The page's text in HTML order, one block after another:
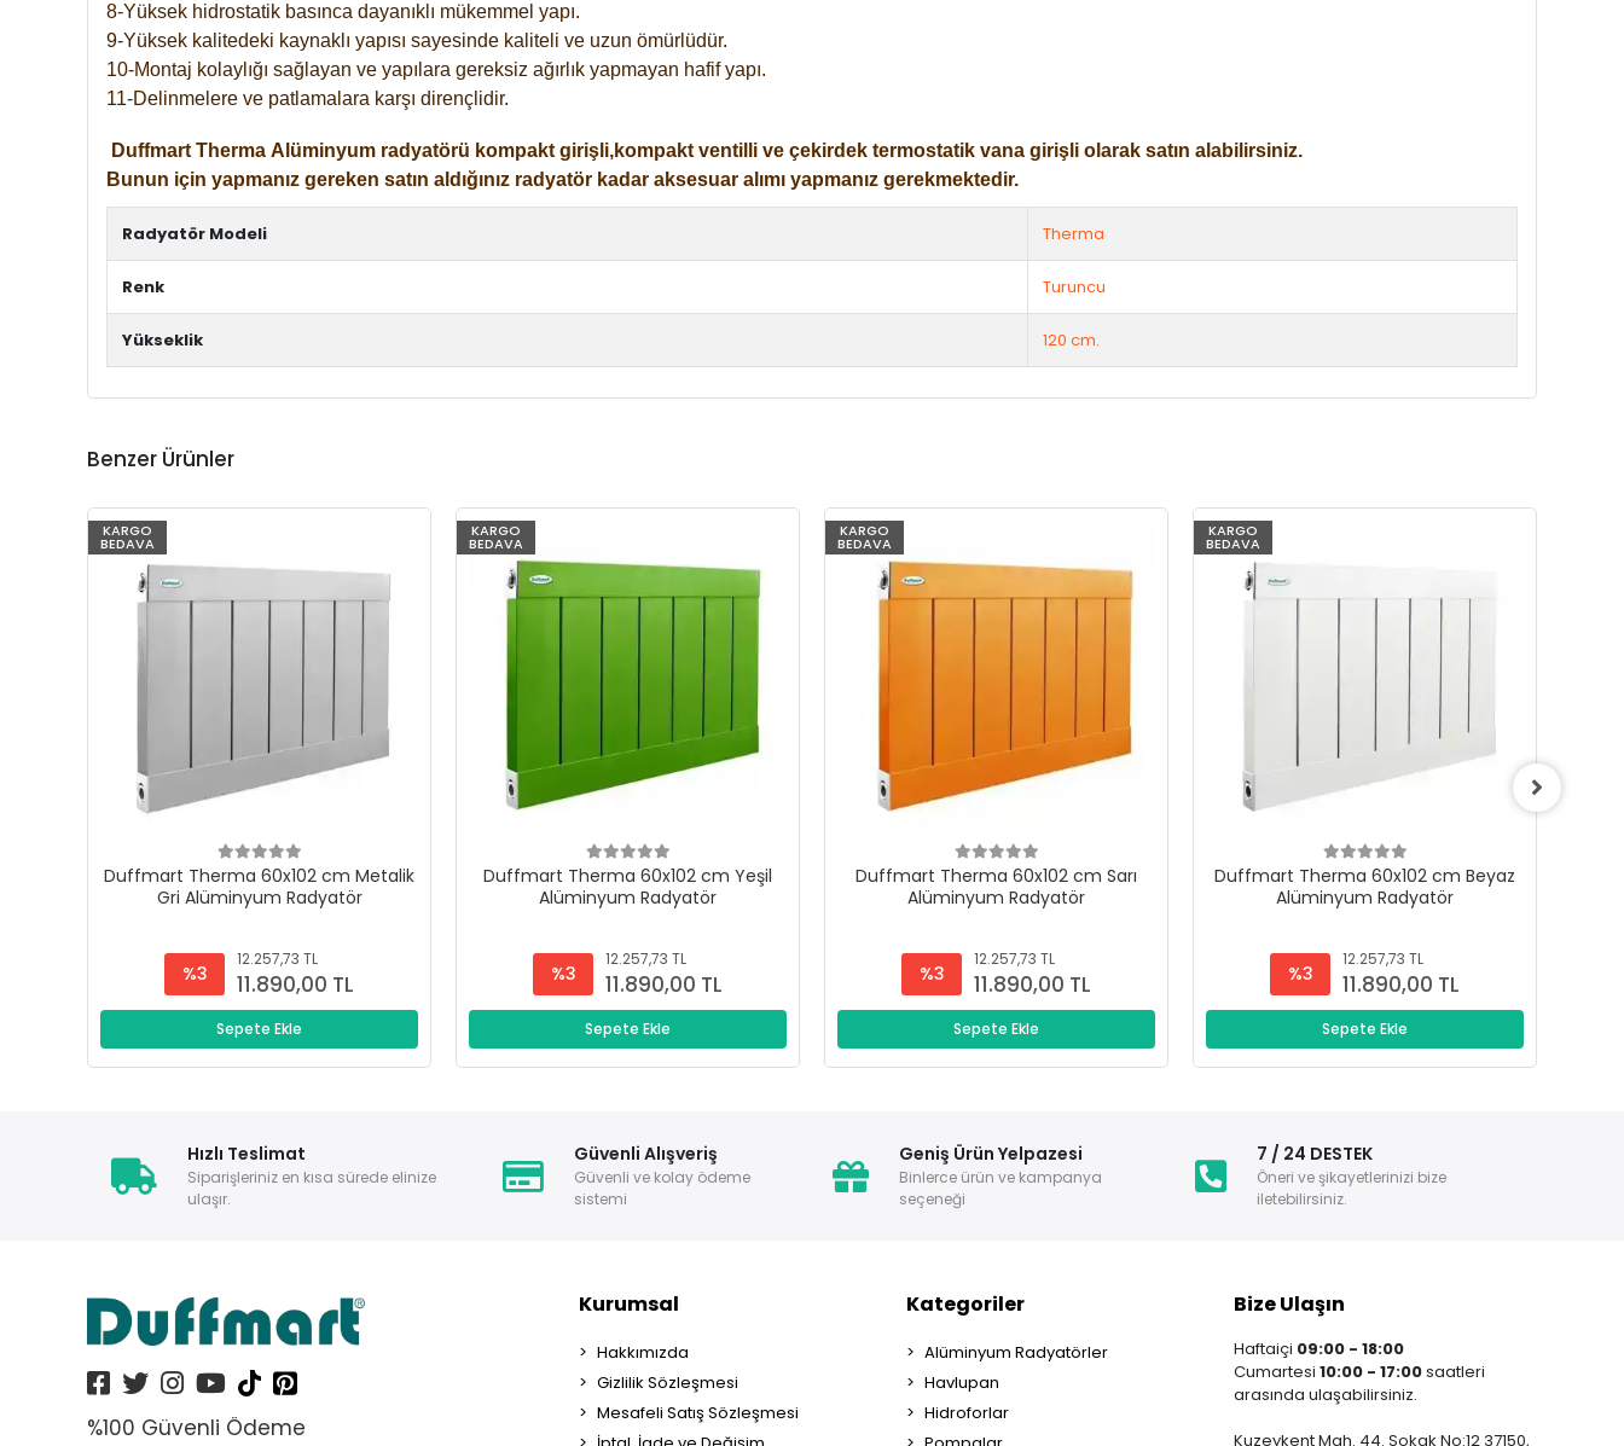
8-Yüksek hidrostatik basınca dayanıklı mükemmel yapı.
9-Yüksek kalitedeki kaynaklı yapısı sayesinde kaliteli ve uzun ömürlüdür.
10-Montaj kolaylığı sağlayan ve yapılara gereksiz ağırlık yapmayan hafif yapı.
11-Delinmelere ve patlamalara karşı dirençlidir.
Duffmart Therma Alüminyum radyatörü kompakt girişli,kompakt ventilli ve çekirdek termostatik vana girişli olarak satın alabilirsiniz.
Bunun için yapmanız gereken satın aldığınız radyatör kadar aksesuar alımı yapmanız gerekmektedir.
Radyatör Modeli Therma
Renk Turuncu
Yükseklik 120 cm.
Benzer Ürünler
KARGO
BEDAVA
Duffmart Therma 60x102 cm Metalik
Gri Alüminyum Radyatör
%3
12.257,73 TL
11.890,00 TL
Sepete Ekle
KARGO
BEDAVA
Duffmart Therma 60x102 cm Yeşil
Alüminyum Radyatör
%3
12.257,73 TL
11.890,00 TL
Sepete Ekle
KARGO
BEDAVA
Duffmart Therma 60x102 cm Sarı
Alüminyum Radyatör
%3
12.257,73 TL
11.890,00 TL
Sepete Ekle
KARGO
BEDAVA
Duffmart Therma 60x102 cm Beyaz
Alüminyum Radyatör
%3
12.257,73 TL
11.890,00 TL
Sepete Ekle
Hızlı Teslimat
Siparişleriniz en kısa sürede elinize
ulaşır.
Güvenli Alışveriş
Güvenli ve kolay ödeme
sistemi
Geniş Ürün Yelpazesi
Binlerce ürün ve kampanya
seçeneği
7 / 24 DESTEK
Öneri ve şikayetlerinizi bize
iletebilirsiniz.
%100 Güvenli Ödeme
Kurumsal
Hakkımızda
Gizlilik Sözleşmesi
Mesafeli Satış Sözleşmesi
Kategoriler
Alüminyum Radyatörler
Havlupan
Hidroforlar
Bize Ulaşın
Haftaiçi 09:00 - 18:00
Cumartesi 10:00 - 17:00saatleri
arasında ulaşabilirsiniz.
Kuzeykent Mah. 44. Sokak No:12 37150,